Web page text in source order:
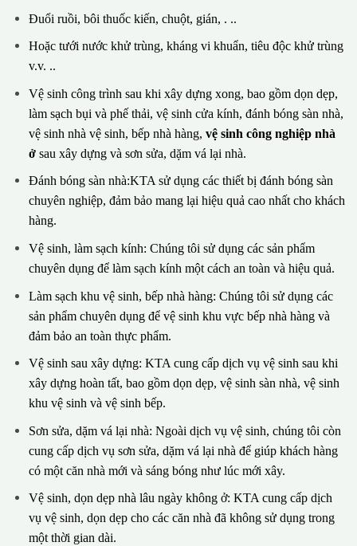
Đuổi ruồi, bôi thuốc kiến, chuột, gián, . ..
Hoặc tưới nước khử trùng, kháng vi khuẩn, tiêu độc khử trùng
v.v. ..
Vệ sinh công trình sau khi xây dựng xong, bao gồm dọn dẹp,
làm sạch bụi và phế thải, vệ sinh cửa kính, đánh bóng sàn nhà,
vệ sinh nhà vệ sinh, bếp nhà hàng, vệ sinh công nghiệp nhà
ởsau xây dựng và sơn sửa, dặm vá lại nhà.
Đánh bóng sàn nhà:KTA sử dụng các thiết bị đánh bóng sàn
chuyên nghiệp, đảm bảo mang lại hiệu quả cao nhất cho khách
hàng.
Vệ sinh, làm sạch kính: Chúng tôi sử dụng các sản phẩm
chuyên dụng để làm sạch kính một cách an toàn và hiệu quả.
Làm sạch khu vệ sinh, bếp nhà hàng: Chúng tôi sử dụng các
sản phẩm chuyên dụng để vệ sinh khu vực bếp nhà hàng và
đảm bảo an toàn thực phẩm.
Vệ sinh sau xây dựng: KTA cung cấp dịch vụ vệ sinh sau khi
xây dựng hoàn tất, bao gồm dọn dẹp, vệ sinh sàn nhà, vệ sinh
khu vệ sinh và vệ sinh bếp.
Sơn sửa, dặm vá lại nhà: Ngoài dịch vụ vệ sinh, chúng tôi còn
cung cấp dịch vụ sơn sửa, dặm vá lại nhà để giúp khách hàng
có một căn nhà mới và sáng bóng như lúc mới xây.
Vệ sinh, dọn dẹp nhà lâu ngày không ở: KTA cung cấp dịch
vụ vệ sinh, dọn dẹp cho các căn nhà đã không sử dụng trong
một thời gian dài.